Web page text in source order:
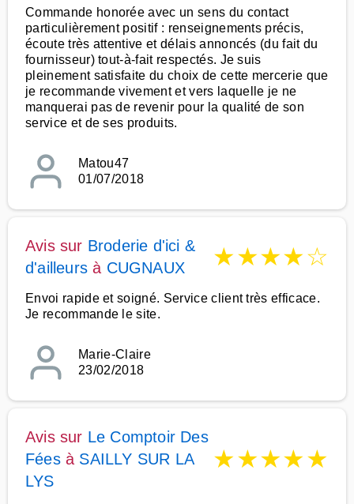
Commande honorée avec un sens du contact
particulièrement positif : renseignements précis,
écoute très attentive et délais annoncés (du fait du
fournisseur) tout-à-fait respectés. Je suis
pleinement satisfaite du choix de cette mercerie que
je recommande vivement et vers laquelle je ne
manquerai pas de revenir pour la qualité de son
service et de ses produits.
Matou47
01/07/2018
Avis sur Broderie d'ici &
d'ailleurs à CUGNAUX ★★★★☆
Envoi rapide et soigné. Service client très efficace.
Je recommande le site.
Marie-Claire
23/02/2018
Avis sur Le Comptoir Des
Féesà SAILLY SUR LA
LYS
★★★★★